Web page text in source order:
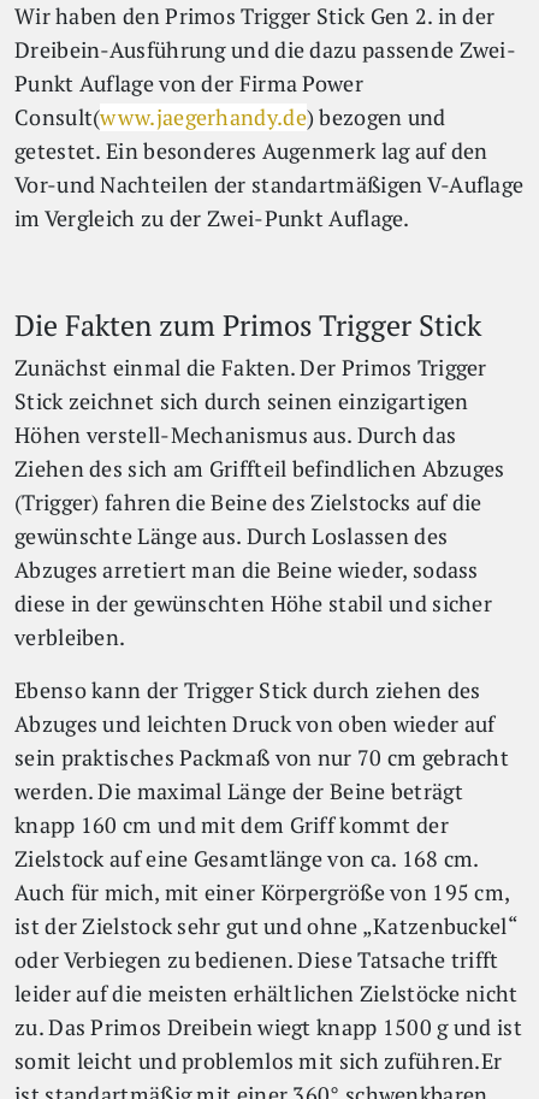
Wir haben den Primos Trigger Stick Gen 2. in der
Dreibein-Ausführung und die dazu passende Zwei-
Punkt Auflage von der Firma Power
Consult(www.jaegerhandy.de) bezogen und
getestet. Ein besonderes Augenmerk lag auf den
Vor-und Nachteilen der standartmäßigen V-Auflage
im Vergleich zu der Zwei-Punkt Auflage.
Die Fakten zum Primos Trigger Stick
Zunächst einmal die Fakten. Der Primos Trigger
Stick zeichnet sich durch seinen einzigartigen
Höhen verstell-Mechanismus aus. Durch das
Ziehen des sich am Griffteil befindlichen Abzuges
(Trigger) fahren die Beine des Zielstocks auf die
gewünschte Länge aus. Durch Loslassen des
Abzuges arretiert man die Beine wieder, sodass
diese in der gewünschten Höhe stabil und sicher
verbleiben.
Ebenso kann der Trigger Stick durch ziehen des
Abzuges und leichten Druck von oben wieder auf
sein praktisches Packmaß von nur 70 cm gebracht
werden. Die maximal Länge der Beine beträgt
knapp 160 cm und mit dem Griff kommt der
Zielstock auf eine Gesamtlänge von ca. 168 cm.
Auch für mich, mit einer Körpergröße von 195 cm,
ist der Zielstock sehr gut und ohne „Katzenbuckel“
oder Verbiegen zu bedienen. Diese Tatsache trifft
leider auf die meisten erhältlichen Zielstöcke nicht
zu. Das Primos Dreibein wiegt knapp 1500 g und ist
somit leicht und problemlos mit sich zuführen.Er